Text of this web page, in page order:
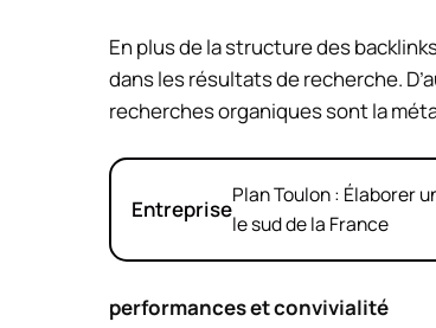
En plus de la structure des
dans les résultats de recherche.
recherches organiques sont la
Entreprise
Plan Toulon : Élaborer
le sud de la France
performances et convivialité